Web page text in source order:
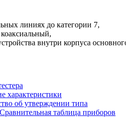
линиях до категории 7,
внутри корпуса
характеристики
об утверждении типа
таблица приборов